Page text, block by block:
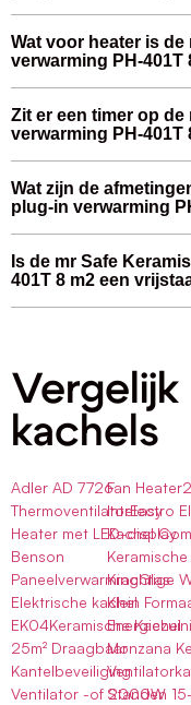
Wat voor heater is
verwarming PH-401T
Zit er een timer op
verwarming PH-401T
Wat zijn de
plug-in verwarming
Is de mr Safe
401T 8 m2 een
kachels
Adler AD 7726
ThermoventilatorEasy
Heater met LED-display
Benson
PaneelverwarmingGlas
Elektrische kachel
EK04Keramische Kachel
25m² Draagbaar
Kantelbeveiliging
Ventilator -of 2000W
Fan
Intelectro
Kachel
Krachtige
Klein
Monzana
Standen